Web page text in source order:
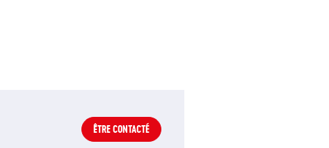
ÊTRE CONTACTÉ